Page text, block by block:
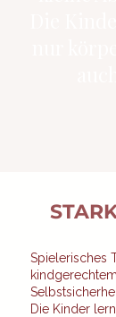
Spielerisches
Die Kinder